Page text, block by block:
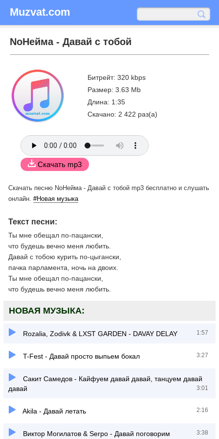
Muzvat.com
NoНейма - Давай с тобой
Битрейт: 320 kbps
Размер: 3.63 Mb
Длина: 1:35
Скачано: 2 422 раз(а)
Скачать mp3
Скачать песню NoНейма - Давай с тобой mp3 бесплатно и слушать
онлайн. #Новая музыка
Текст песни:
Ты мне обещал по-пацански,
что будешь вечно меня любить.
Давай с тобою курить по-цыгански,
пачка парламента, ночь на двоих.
Ты мне обещал по-пацански,
что будешь вечно меня любить.
НОВАЯ МУЗЫКА:
Rozalia, Zodivk & LXST GARDEN - DAVAY DELAY 1:57
T-Fest - Давай просто выпьем бокал 3:27
Сакит Самедов - Кайфуем давай давай, танцуем давай
давай
3:01
Akila - Давай летать 2:16
Виктор Могилатов & Serpo - Давай поговорим 3:38